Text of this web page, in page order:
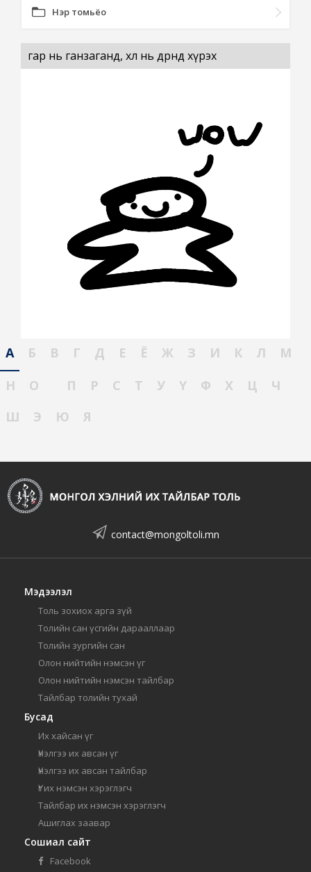
Нэр томьёо
гар нь ганзаганд, хөл нь дөрөөнд хүрэх
А Б В Г Д Е Ё Ж З И К Л
М
Н
О П Р С Т У Ү Ф Х Ц
Ч
Ш
Э Ю Я
contact@mongoltoli.mn
Мэдээлэл
Толь зохиох арга зүй
Толийн сан үсгийн дарааллаар
Толийн зургийн сан
Олон нийтийн нэмсэн үг
Олон нийтийн нэмсэн тайлбар
Тайлбар толийн тухай
Бусад
Их хайсан үг
Үнэлгээ их авсан үг
Үнэлгээ их авсан тайлбар
Үг их нэмсэн хэрэглэгч
Тайлбар их нэмсэн хэрэглэгч
Ашиглах заавар
Сошиал сайт
Facebook